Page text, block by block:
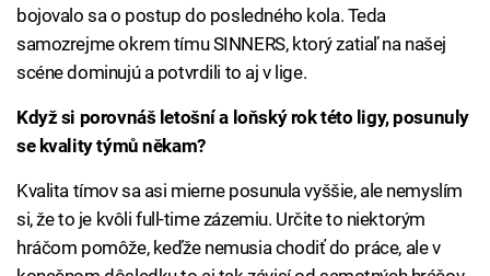
bojovalo sa o postup do posledného kola. Teda
samozrejme okrem tímu SINNERS, ktorý zatiaľ na našej
scéne dominujú a potvrdili to aj v lige.
Když si porovnáš letošní a loňský rok této ligy, posunuly
se kvality týmů někam?
Kvalita tímov sa asi mierne posunula vyššie, ale nemyslím
si, že to je kvôli full-time zázemiu. Určite to niektorým
hráčom pomôže, keďže nemusia chodiť do práce, ale v